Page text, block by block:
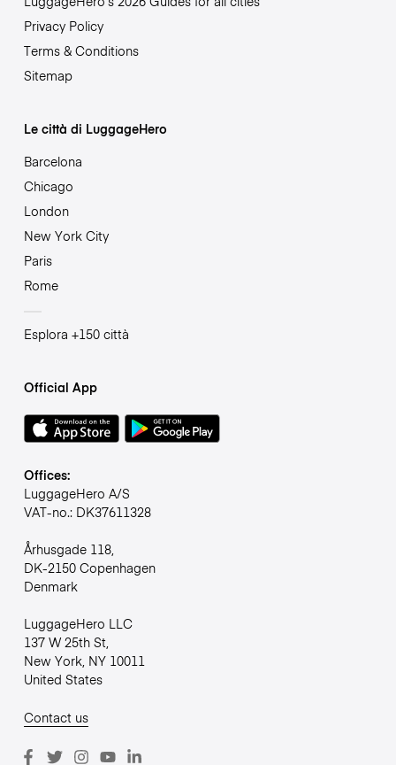
Privacy Policy
Terms & Conditions
Sitemap
Le città di LuggageHero
Barcelona
Chicago
London
New York City
Paris
Rome
Esplora +150 città
Official App
Offices:
LuggageHero A/S
VAT-no.: DK37611328
Århusgade 118,
DK-2150 Copenhagen
Denmark
LuggageHero LLC
137 W 25th St,
New York, NY 10011
United States
Contact us